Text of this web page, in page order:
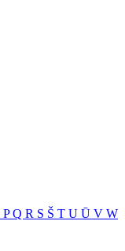
PQ R S Š T U Ū V W